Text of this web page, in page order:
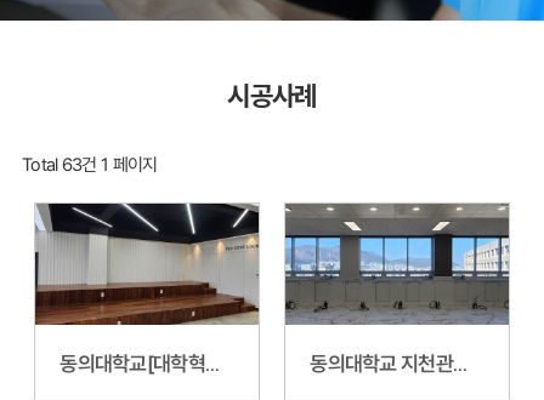
시공사례
Total 63건 1 페이지
동의대학교[대학혁신지원사업]중앙도서관 5층 동의코어라운지 조성공사 동의대학교 지천관611,612,613호 k뷰티 실습실 조성공사